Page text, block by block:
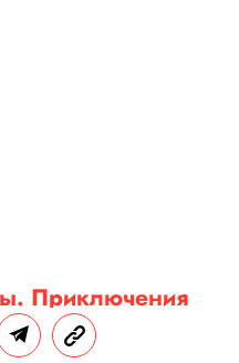
Приключения
людей, которые ее